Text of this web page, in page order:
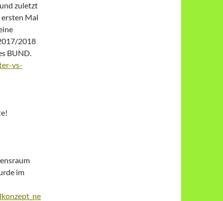
zuletzt
Mal
2018
BUND.
vs-
im